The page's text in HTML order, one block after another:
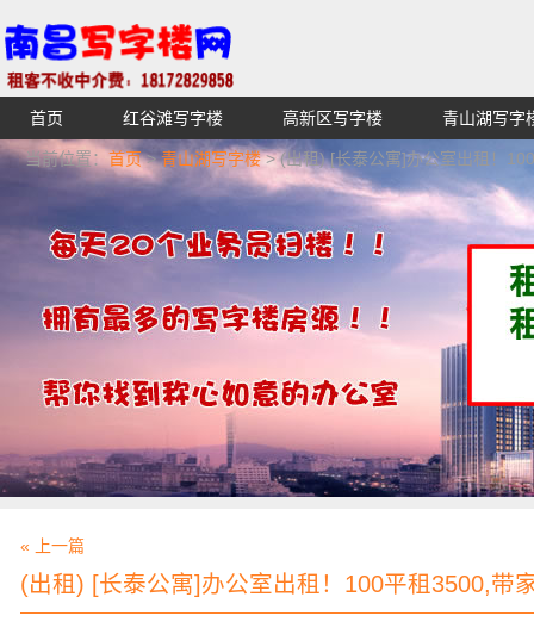
【不收中介费】南昌写字楼出租租赁招租出售,找高端高
湖青云谱写字楼
首页 红谷滩写字楼 高新区写字楼 青山湖写字
当前位置： 首页>青山湖写字楼> (出租) [长泰公寓]办公室出租！
« 上一篇
(出租) [长泰公寓]办公室出租！100平租3500,带